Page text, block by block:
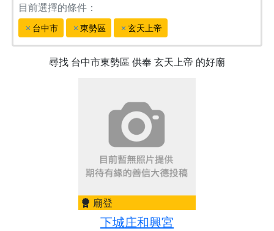
目前選擇的條件：
台中市 東勢區 玄天上帝
尋找 台中市東勢區 供奉 玄天上帝 的好廟
廟登
下城庄和興宮